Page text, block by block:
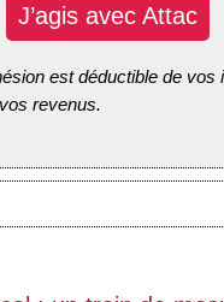
J’agis avec Attac
est déductible de vos
revenus.